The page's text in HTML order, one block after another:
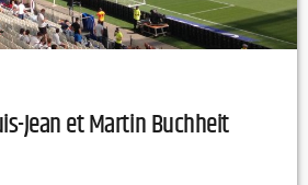
Jean et Martin Buchheit